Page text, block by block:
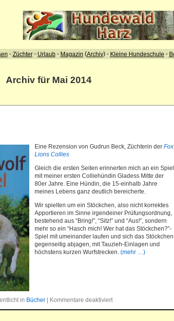
Archiv für Mai 2014
Eine Rezension von Gudrun Beck, Züchterin der Fox
Lions Collies
Gleich die ersten Seiten erinnerten mich an ein Spiel
mit meiner ersten Colliehündin Gladess Mitte der
80er Jahre. Eine Hündin, die 15-einhalb Jahre
meines Lebens ganz deutlich bereicherte.
Wir spielten um ein Stöckchen, also nicht korrektes
Apportieren im Sinne irgendeiner Prüfungsordnung,
bestehend aus “Bring!”, “Sitz!” und “Aus!”, sondern
mehr so ein “Hasch mich! Wer hat das Stöckchen?”-
Spiel mit umeinander laufen und sich das Stöckchen
gegenseitig abjagen, mit Tauzieh-Einlagen und
höchstens kurzen Wurfstrecken. (mehr …)
in Bücher Kommentare deaktiviert